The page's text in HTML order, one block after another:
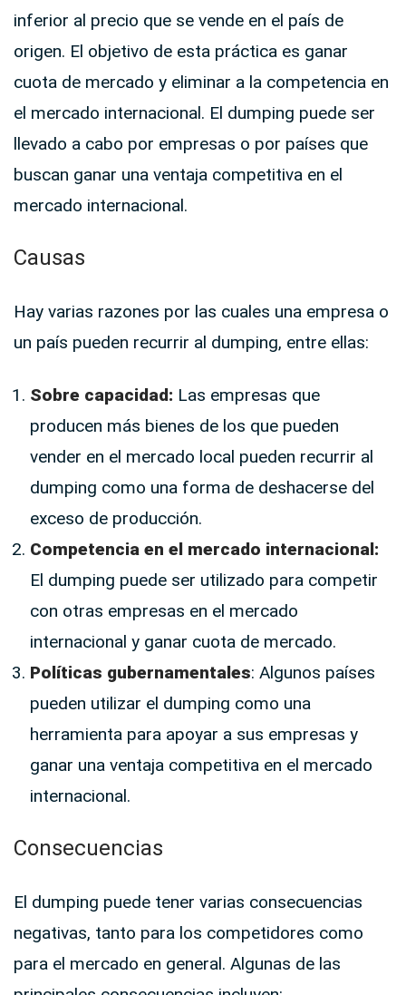
inferior al precio que se vende en el país de
origen. El objetivo de esta práctica es ganar
cuota de mercado y eliminar a la competencia en
el mercado internacional. El dumping puede ser
llevado a cabo por empresas o por países que
buscan ganar una ventaja competitiva en el
mercado internacional.
Causas
Hay varias razones por las cuales una empresa o
un país pueden recurrir al dumping, entre ellas:
Sobre capacidad: Las empresas que
producen más bienes de los que pueden
vender en el mercado local pueden recurrir al
dumping como una forma de deshacerse del
exceso de producción.
Competencia en el mercado internacional:
El dumping puede ser utilizado para competir
con otras empresas en el mercado
internacional y ganar cuota de mercado.
Políticas gubernamentales: Algunos países
pueden utilizar el dumping como una
herramienta para apoyar a sus empresas y
ganar una ventaja competitiva en el mercado
internacional.
Consecuencias
El dumping puede tener varias consecuencias
negativas, tanto para los competidores como
para el mercado en general. Algunas de las